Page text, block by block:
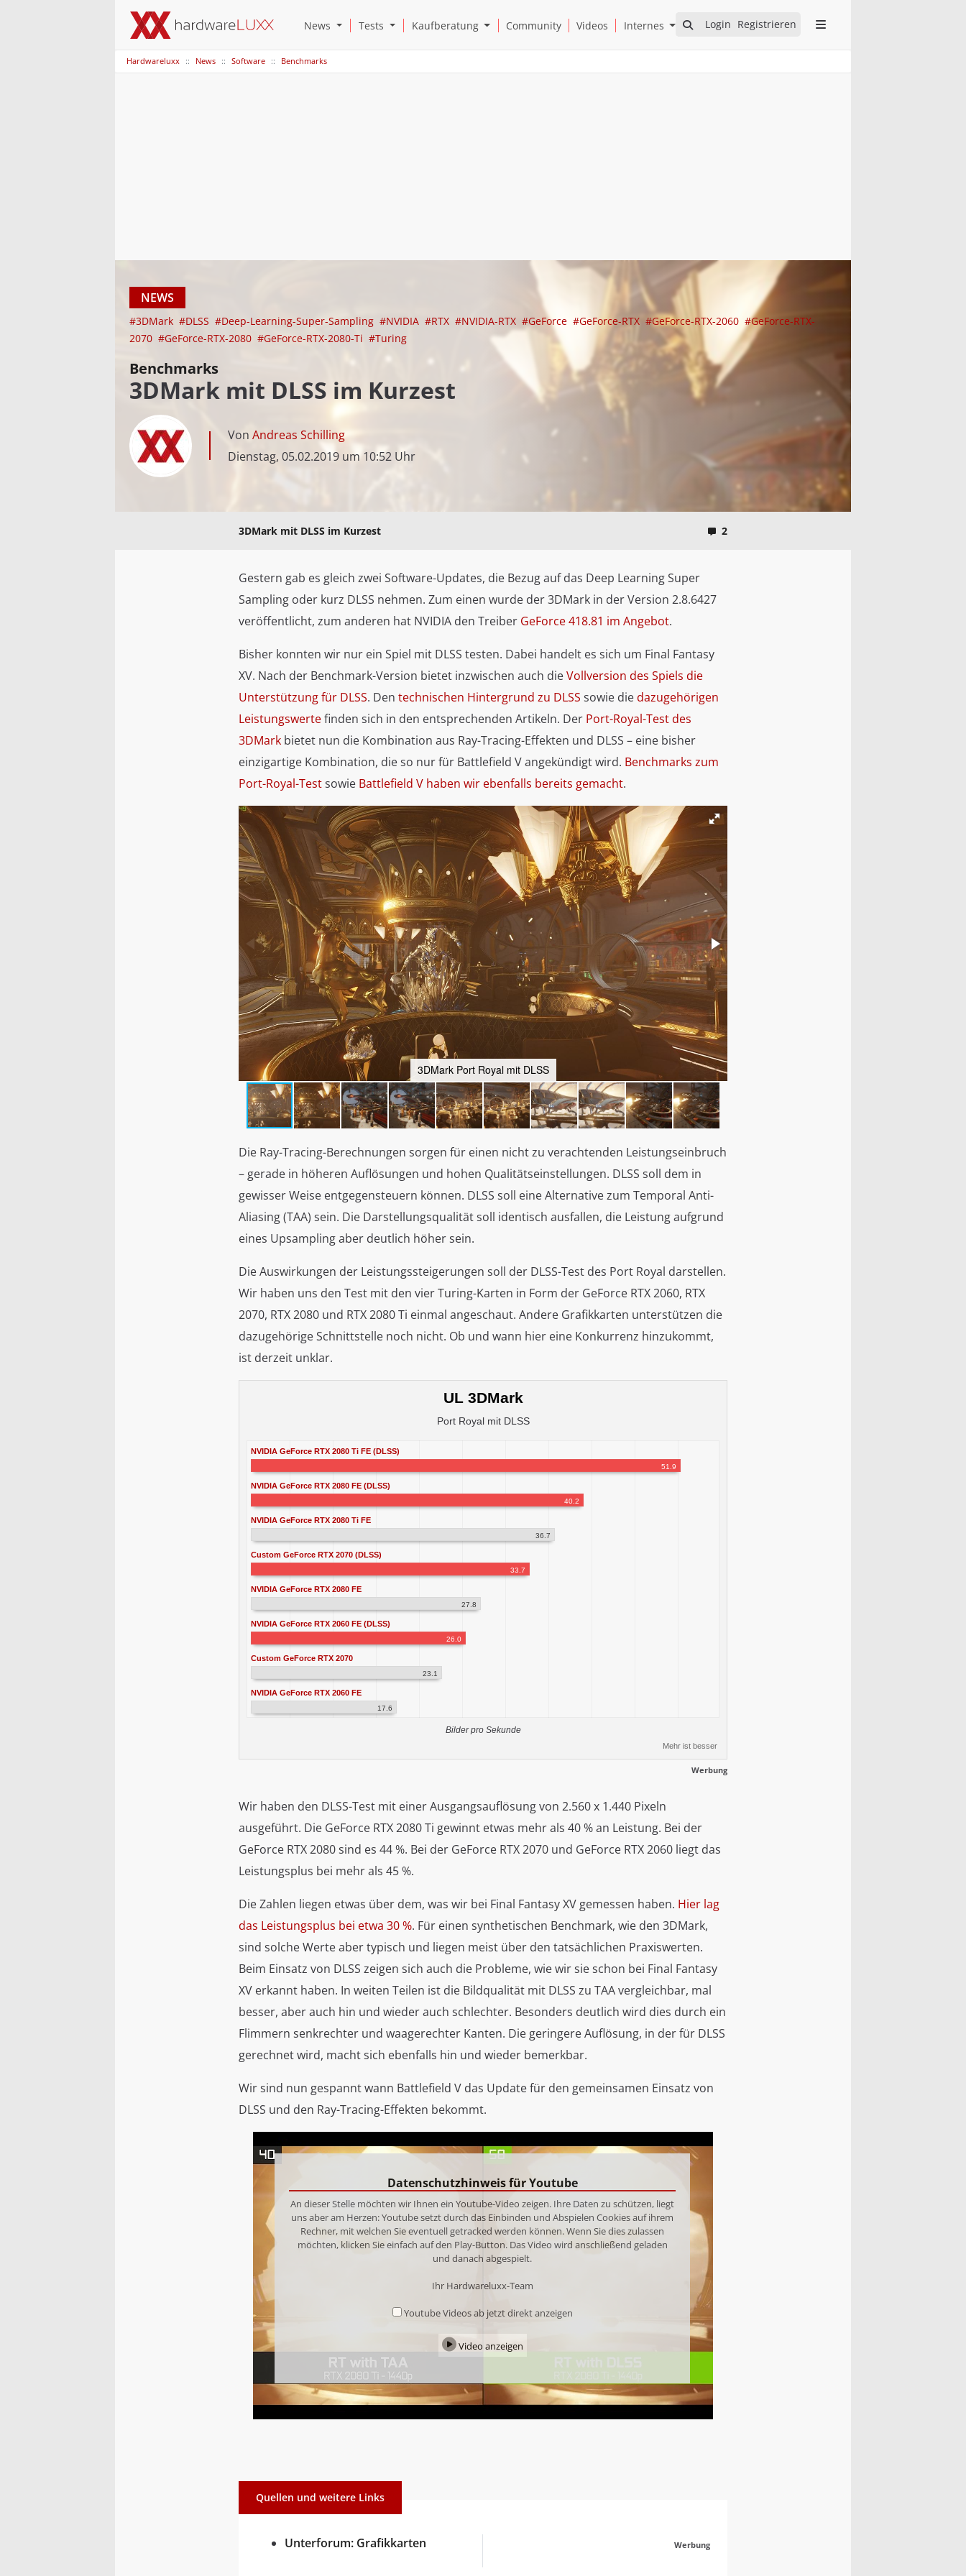
Login Registrieren
News Open News Submenu
Tests Open Tests Submenu
Kaufberatung Open Kaufberatung Submenu
Community Videos Internes Open Internes Submenu
Hardwareluxx News Software Benchmarks
NEWS
#3DMark #DLSS #Deep-Learning-Super-Sampling #NVIDIA #RTX #NVIDIA-RTX #GeForce #GeForce-RTX #GeForce-RTX-2060 #GeForce-RTX-
2070 #GeForce-RTX-2080 #GeForce-RTX-2080-Ti #Turing
Benchmarks
3DMark mit DLSS im Kurzest
Von Andreas Schilling
Dienstag, 05.02.2019 um 10:52 Uhr
3DMark mit DLSS im Kurzest 2
Gestern gab es gleich zwei Software-Updates, die Bezug auf das Deep Learning Super
Sampling oder kurz DLSS nehmen. Zum einen wurde der 3DMark in der Version 2.8.6427
veröffentlicht, zum anderen hat NVIDIA den Treiber GeForce 418.81 im Angebot.
Bisher konnten wir nur ein Spiel mit DLSS testen. Dabei handelt es sich um Final Fantasy
XV. Nach der Benchmark-Version bietet inzwischen auch dieVollversion des Spiels die
Unterstützung für DLSS. Den technischen Hintergrund zu DLSS sowie diedazugehörigen
Leistungswertefinden sich in den entsprechenden Artikeln. Der Port-Royal-Test des
3DMark bietet nun die Kombination aus Ray-Tracing-Effekten und DLSS – eine bisher
einzigartige Kombination, die so nur für Battlefield V angekündigt wird. Benchmarks zum
Port-Royal-Testsowie Battlefield V haben wir ebenfalls bereits gemacht.
3DMark Port Royal mit DLSS
Die Ray-Tracing-Berechnungen sorgen für einen nicht zu verachtenden Leistungseinbruch
– gerade in höheren Auflösungen und hohen Qualitätseinstellungen. DLSS soll dem in
gewisser Weise entgegensteuern können. DLSS soll eine Alternative zum Temporal Anti-
Aliasing (TAA) sein. Die Darstellungsqualität soll identisch ausfallen, die Leistung aufgrund
eines Upsampling aber deutlich höher sein.
Die Auswirkungen der Leistungssteigerungen soll der DLSS-Test des Port Royal darstellen.
Wir haben uns den Test mit den vier Turing-Karten in Form der GeForce RTX 2060, RTX
2070, RTX 2080 und RTX 2080 Ti einmal angeschaut. Andere Grafikkarten unterstützen die
dazugehörige Schnittstelle noch nicht. Ob und wann hier eine Konkurrenz hinzukommt,
ist derzeit unklar.
UL 3DMark
Port Royal mit DLSS
NVIDIA GeForce RTX 2080 Ti FE (DLSS)
51.9
NVIDIA GeForce RTX 2080 FE (DLSS)
40.2
NVIDIA GeForce RTX 2080 Ti FE
36.7
Custom GeForce RTX 2070 (DLSS)
33.7
NVIDIA GeForce RTX 2080 FE
27.8
NVIDIA GeForce RTX 2060 FE (DLSS)
26.0
Custom GeForce RTX 2070
23.1
NVIDIA GeForce RTX 2060 FE
17.6
Bilder pro Sekunde
Mehr ist besser
Werbung
Wir haben den DLSS-Test mit einer Ausgangsauflösung von 2.560 x 1.440 Pixeln
ausgeführt. Die GeForce RTX 2080 Ti gewinnt etwas mehr als 40 % an Leistung. Bei der
GeForce RTX 2080 sind es 44 %. Bei der GeForce RTX 2070 und GeForce RTX 2060 liegt das
Leistungsplus bei mehr als 45 %.
Die Zahlen liegen etwas über dem, was wir bei Final Fantasy XV gemessen haben. Hier lag
das Leistungsplus bei etwa 30 %. Für einen synthetischen Benchmark, wie den 3DMark,
sind solche Werte aber typisch und liegen meist über den tatsächlichen Praxiswerten.
Beim Einsatz von DLSS zeigen sich auch die Probleme, wie wir sie schon bei Final Fantasy
XV erkannt haben. In weiten Teilen ist die Bildqualität mit DLSS zu TAA vergleichbar, mal
besser, aber auch hin und wieder auch schlechter. Besonders deutlich wird dies durch ein
Flimmern senkrechter und waagerechter Kanten. Die geringere Auflösung, in der für DLSS
gerechnet wird, macht sich ebenfalls hin und wieder bemerkbar.
Wir sind nun gespannt wann Battlefield V das Update für den gemeinsamen Einsatz von
DLSS und den Ray-Tracing-Effekten bekommt.
Datenschutzhinweis für Youtube
An dieser Stelle möchten wir Ihnen ein Youtube-Video zeigen. Ihre Daten zu schützen, liegt
uns aber am Herzen: Youtube setzt durch das Einbinden und Abspielen Cookies auf ihrem
Rechner, mit welchen Sie eventuell getracked werden können. Wenn Sie dies zulassen
möchten, klicken Sie einfach auf den Play-Button. Das Video wird anschließend geladen
und danach abgespielt.
Ihr Hardwareluxx-Team
Youtube Videos ab jetzt direkt anzeigen
Video anzeigen
Quellen und weitere Links
Unterforum: Grafikkarten Werbung